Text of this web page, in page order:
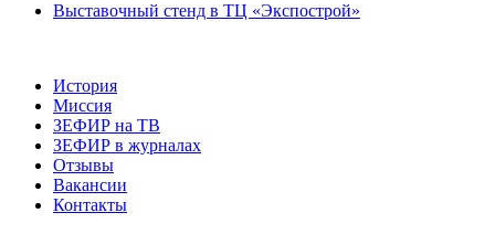
Выставочный стенд в ТЦ «Экспострой»
История
Миссия
ЗЕФИР на ТВ
ЗЕФИР в журналах
Отзывы
Вакансии
Контакты